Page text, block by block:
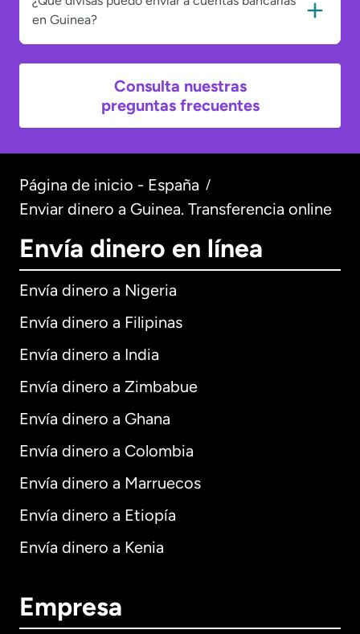
en Guinea?
Consulta nuestras
preguntas frecuentes
Página de inicio - España /
Enviar dinero a Guinea. Transferencia online
Envía dinero en línea
Envía dinero a Nigeria
Envía dinero a Filipinas
Envía dinero a India
Envía dinero a Zimbabue
Envía dinero a Ghana
Envía dinero a Colombia
Envía dinero a Marruecos
Envía dinero a Etiopía
Envía dinero a Kenia
Empresa